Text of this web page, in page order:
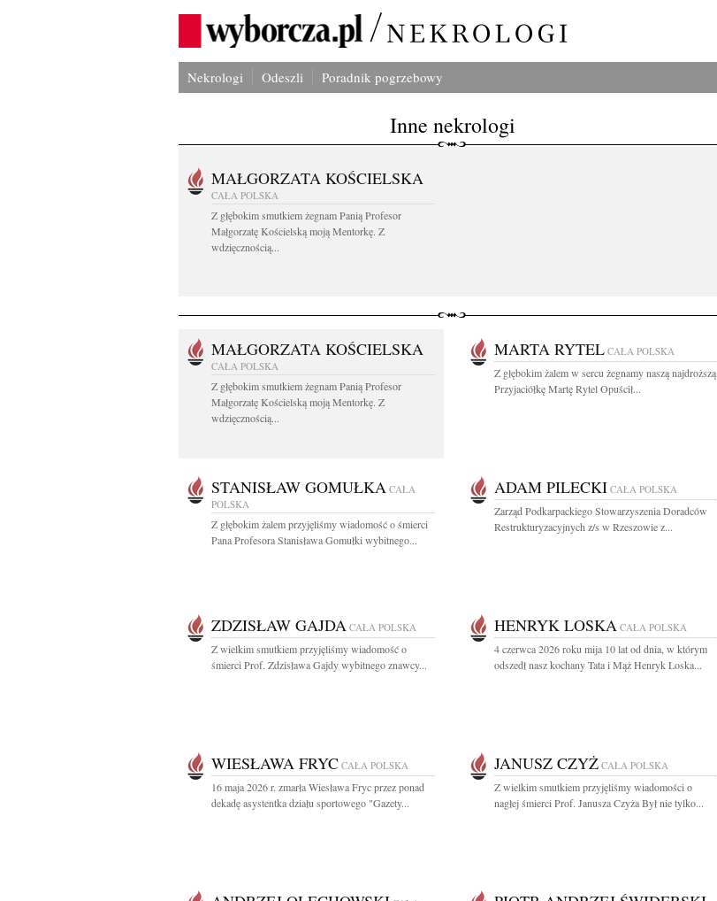
Nekrologi Odeszli Poradnik pogrzebowy
Inne nekrologi
MAŁGORZATA KOŚCIELSKA
CAŁA POLSKA
Z głębokim smutkiem żegnam Panią Profesor
Małgorzatę Kościelską moją Mentorkę. Z
wdzięcznością...
MAŁGORZATA KOŚCIELSKA
CAŁA POLSKA
Z głębokim smutkiem żegnam Panią Profesor
Małgorzatę Kościelską moją Mentorkę. Z
wdzięcznością...
MARTA RYTEL CAŁA POLSKA
Z głębokim żalem w sercu żegnamy naszą najdroższą
Przyjaciółkę Martę Rytel Opuścił...
STANISŁAW GOMUŁKA CAŁA
POLSKA
Z głębokim żalem przyjęliśmy wiadomość o śmierci
Pana Profesora Stanisława Gomułki wybitnego...
ADAM PILECKI CAŁA POLSKA
Zarząd Podkarpackiego Stowarzyszenia Doradców
Restrukturyzacyjnych z/s w Rzeszowie z...
ZDZISŁAW GAJDA CAŁA POLSKA
Z wielkim smutkiem przyjęliśmy wiadomość o
śmierci Prof. Zdzisława Gajdy wybitnego znawcy...
HENRYK LOSKA CAŁA POLSKA
4 czerwca 2026 roku mija 10 lat od dnia, w którym
odszedł nasz kochany Tata i Mąż Henryk Loska...
WIESŁAWA FRYC CAŁA POLSKA
16 maja 2026 r. zmarła Wiesława Fryc przez ponad
dekadę asystentka działu sportowego "Gazety...
JANUSZ CZYŻ CAŁA POLSKA
Z wielkim smutkiem przyjęliśmy wiadomości o
nagłej śmierci Prof. Janusza Czyża Był nie tylko...